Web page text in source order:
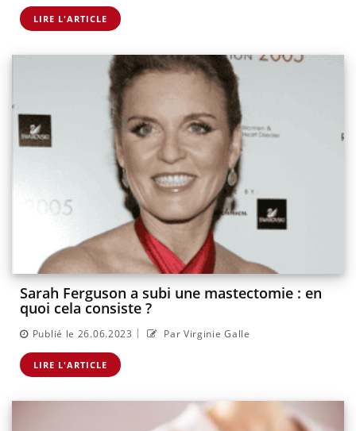
LIRE L'ARTICLE
Sarah Ferguson a subi une mastectomie : en
quoi cela consiste ?
Publié le 26.06.2023 | Par Virginie Galle
LIRE L'ARTICLE